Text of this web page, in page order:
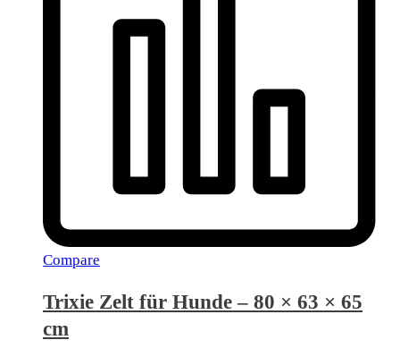
Compare
Trixie Zelt für Hunde – 80 × 63 × 65
cm